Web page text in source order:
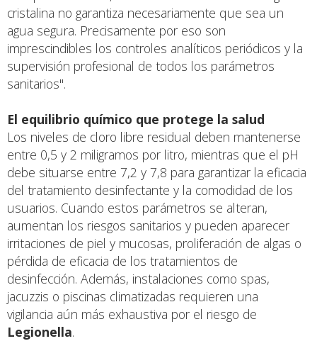
cristalina no garantiza necesariamente que sea un
agua segura. Precisamente por eso son
imprescindibles los controles analíticos periódicos y la
supervisión profesional de todos los parámetros
sanitarios".
El equilibrio químico que protege la salud
Los niveles de cloro libre residual deben mantenerse
entre 0,5 y 2 miligramos por litro, mientras que el pH
debe situarse entre 7,2 y 7,8 para garantizar la eficacia
del tratamiento desinfectante y la comodidad de los
usuarios. Cuando estos parámetros se alteran,
aumentan los riesgos sanitarios y pueden aparecer
irritaciones de piel y mucosas, proliferación de algas o
pérdida de eficacia de los tratamientos de
desinfección. Además, instalaciones como spas,
jacuzzis o piscinas climatizadas requieren una
vigilancia aún más exhaustiva por el riesgo de
Legionella.